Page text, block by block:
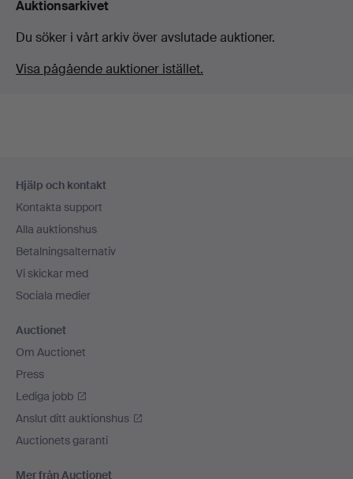
Auktionsarkivet
Du söker i vårt arkiv över avslutade auktioner.
Visa pågående auktioner istället.
Hjälp och kontakt
Kontakta support
Alla auktionshus
Betalningsalternativ
Vi skickar med
Sociala medier
Auctionet
Om Auctionet
Press
Lediga jobb
Anslut ditt auktionshus
Auctionets garanti
Mer från Auctionet